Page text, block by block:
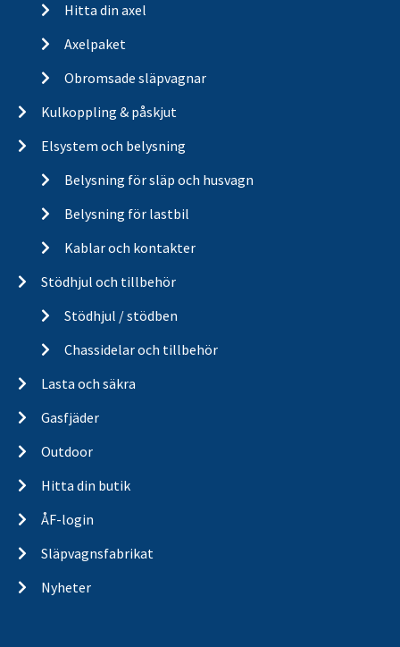
Hitta din axel
Axelpaket
Obromsade släpvagnar
Kulkoppling & påskjut
Elsystem och belysning
Belysning för släp och husvagn
Belysning för lastbil
Kablar och kontakter
Stödhjul och tillbehör
Stödhjul / stödben
Chassidelar och tillbehör
Lasta och säkra
Gasfjäder
Outdoor
Hitta din butik
ÅF-login
Släpvagnsfabrikat
Nyheter